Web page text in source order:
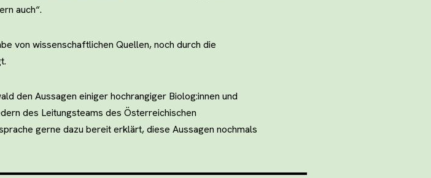
auch“.
von wissenschaftlichen Quellen, noch durch die
den Aussagen einiger hochrangiger Biolog:innen und
des Leitungsteams des Österreichischen
gerne dazu bereit erklärt, diese Aussagen nochmals